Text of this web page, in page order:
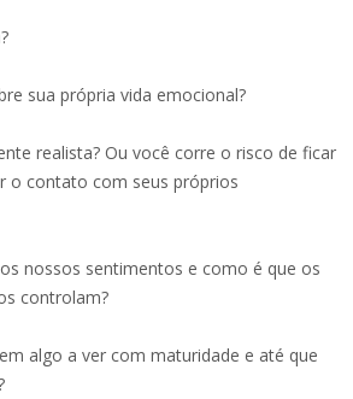
sua própria vida emocional?
realista? Ou você corre o risco de ficar
o contato com seus próprios
nossos sentimentos e como é que os
controlam?
algo a ver com maturidade e até que